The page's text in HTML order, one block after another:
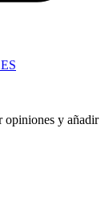
opiniones y añadir